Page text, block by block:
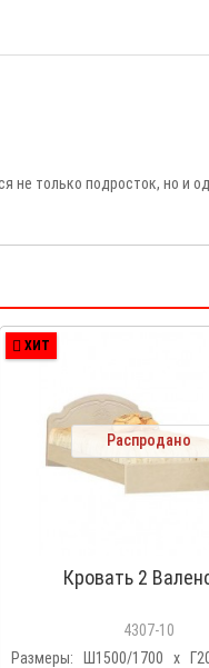
не только подросток, но и
ХИТ
Распродано
Кровать 2
4307-10
Размеры: Ш1500/1700 х